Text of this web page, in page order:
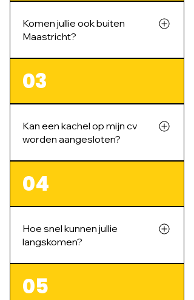
Komen jullie ook buiten
Maastricht?
Ja. We werken in Zuid-Limburg
en omgeving, bijvoorbeeld voor
03
Kan een kachel op mijn cv
worden aangesloten?
opname bekijken we of jouw
04
Hoe snel kunnen jullie
langskomen?
Meestal komen we binnen een
week na je aanvraag langs om de
05